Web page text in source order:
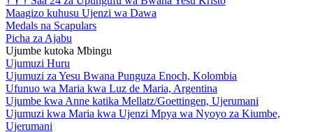
Maagizo kuhusu Ujenzi wa Dawa
Medals na Scapulars
Picha za Ajabu
Ujumbe kutoka Mbingu
Ujumuzi Huru
Ujumuzi za Yesu Bwana Punguza Enoch, Kolombia
Ufunuo wa Maria kwa Luz de Maria, Argentina
Ujumbe kwa Anne katika Mellatz/Goettingen, Ujerumani
Ujumuzi kwa Maria kwa Ujenzi Mpya wa Nyoyo za Kiumbe,
Ujerumani